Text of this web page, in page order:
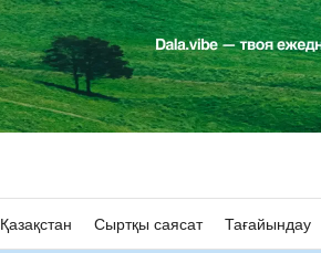
Қазақстан Сыртқы саясат Тағайындау